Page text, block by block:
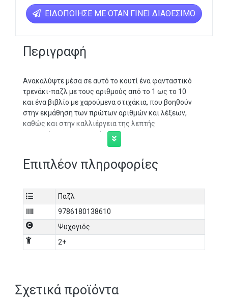
ΕΙΔΟΠΟΊΗΣΕ ΜΕ ΌΤΑΝ ΓΊΝΕΙ ΔΙΑΘΈΣΙΜΟ
Περιγραφή
Ανακαλύψτε μέσα σε αυτό το κουτί ένα φανταστικό
τρενάκι-παζλ με τους αριθμούς από το 1 ως το 10
και ένα βιβλίο με χαρούμενα στιχάκια, που βοηθούν
στην εκμάθηση των πρώτων αριθμών και λέξεων,
καθώς και στην καλλιέργεια της λεπτής
κινητικότητας των νηπίων
Επιπλέον πληροφορίες
Παζλ
9786180138610
Ψυχογιός
2+
Σχετικά προϊόντα